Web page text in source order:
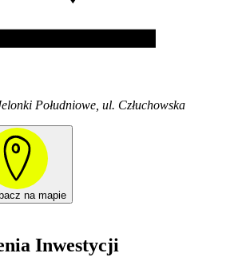
Południowe, ul. Człuchowska
na mapie
Inwestycji